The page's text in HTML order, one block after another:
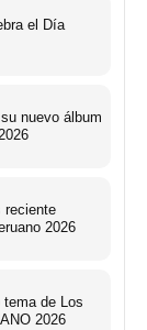
el Día
nuevo álbum
reciente
2026
de Los
2026